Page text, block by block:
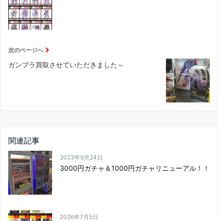
次のページへ
ガンプラ買取させていただきました～
関連記事
2023年9月24日
3000円ガチャ＆1000円ガチャリニューアル！！
2026年7月5日